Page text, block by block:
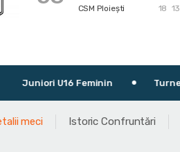
CSM Ploiești
18 13
U16 Feminin Turneu final
meci Istoric Confruntări